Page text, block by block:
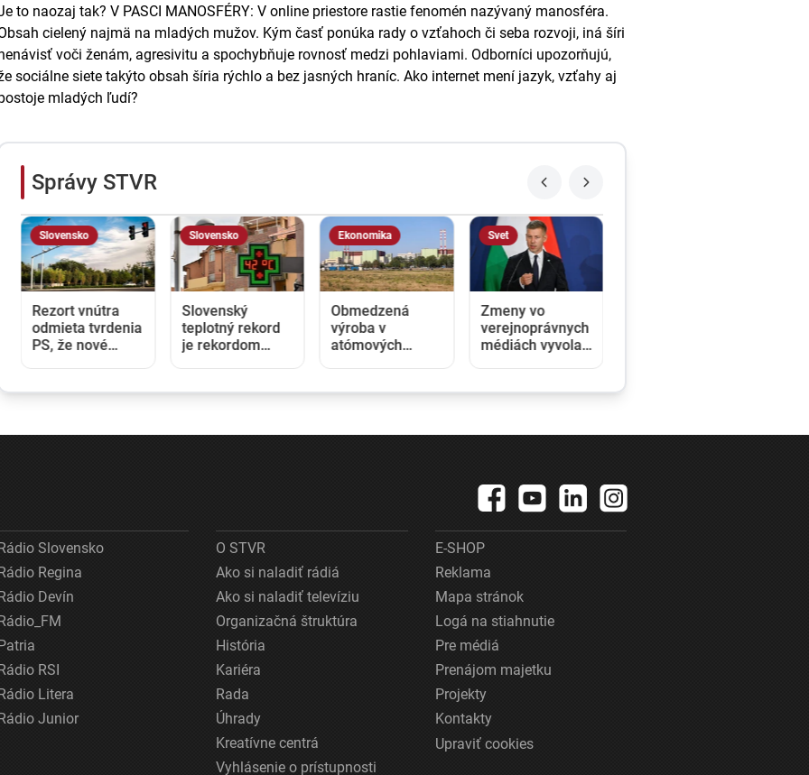
to naozaj tak? V PASCI MANOSFÉRY: V online priestore rastie fenomén nazývaný manosféra.
cielený najmä na mladých mužov. Kým časť ponúka rady o vzťahoch či seba rozvoji, iná šíri
voči ženám, agresivitu a spochybňuje rovnosť medzi pohlaviami. Odborníci upozorňujú,
sociálne siete takýto obsah šíria rýchlo a bez jasných hraníc. Ako internet mení jazyk, vzťahy aj
mladých ľudí?
Správy STVR
Slovensko
Rezort vnútra
odmieta tvrdenia
PS, že nové
pochádzajú z
NBÚ o
Slovensko
Slovenský
teplotný rekord
je rekordom
Najvyššiu
namerali v obci
Ekonomika
Obmedzená
výroba v
atómových
Rumunsku
elektriny aj na
Svet
Zmeny vo
verejnoprávnych
médiách vyvolali
Čo sa zmenilo po
Magyara?
Slovensko
Regina
Devín
RSI
Litera
Junior
O STVR
Ako si naladiť rádiá
Ako si naladiť televíziu
Organizačná štruktúra
História
Kariéra
Rada
Úhrady
Kreatívne centrá
Vyhlásenie o prístupnosti
E-SHOP
Reklama
Mapa stránok
Logá na stiahnutie
Pre médiá
Prenájom majetku
Projekty
Kontakty
Upraviť cookies